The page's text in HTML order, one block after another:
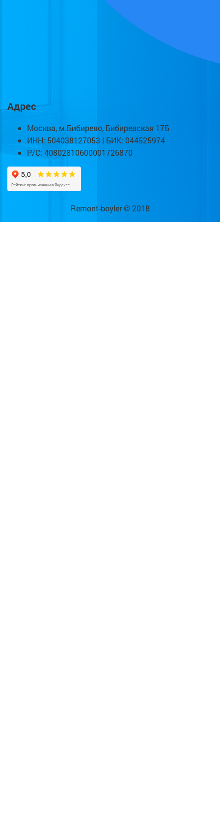
Адрес
Москва, м.Бибирево, Бибиревская 17Б
ИНН: 504038127053 | БИК: 044525974
Р/С: 40802810600001726870
Remont-boyler © 2018